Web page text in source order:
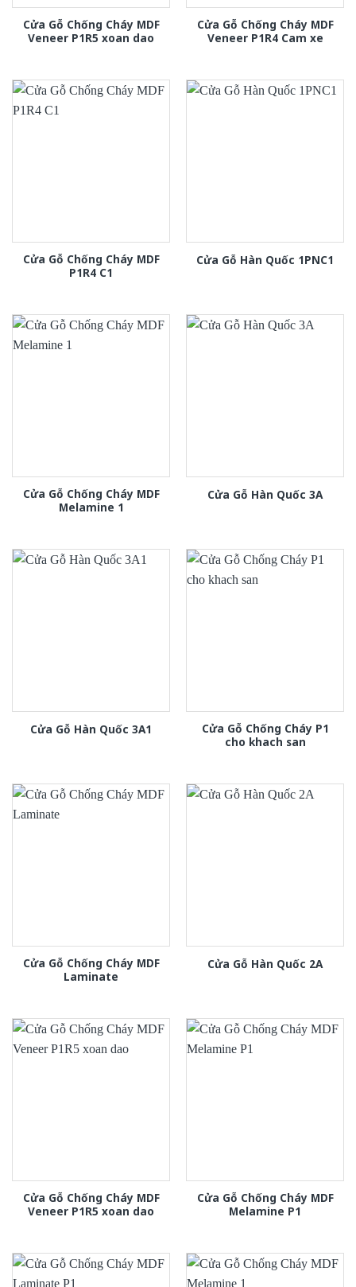
Cửa Gỗ Chống Cháy MDF
Veneer P1R5 xoan dao
Cửa Gỗ Chống Cháy MDF
Veneer P1R4 Cam xe
Cửa Gỗ Chống Cháy MDF
P1R4 C1
Cửa Gỗ Hàn Quốc 1PNC1
Cửa Gỗ Chống Cháy MDF
Melamine 1
Cửa Gỗ Hàn Quốc 3A
Cửa Gỗ Hàn Quốc 3A1
Cửa Gỗ Chống Cháy P1
cho khach san
Cửa Gỗ Chống Cháy MDF
Laminate
Cửa Gỗ Hàn Quốc 2A
Cửa Gỗ Chống Cháy MDF
Veneer P1R5 xoan dao
Cửa Gỗ Chống Cháy MDF
Melamine P1